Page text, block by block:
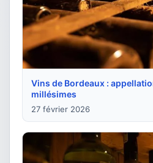
Vins de Bordeaux :
millésimes
27 février 2026